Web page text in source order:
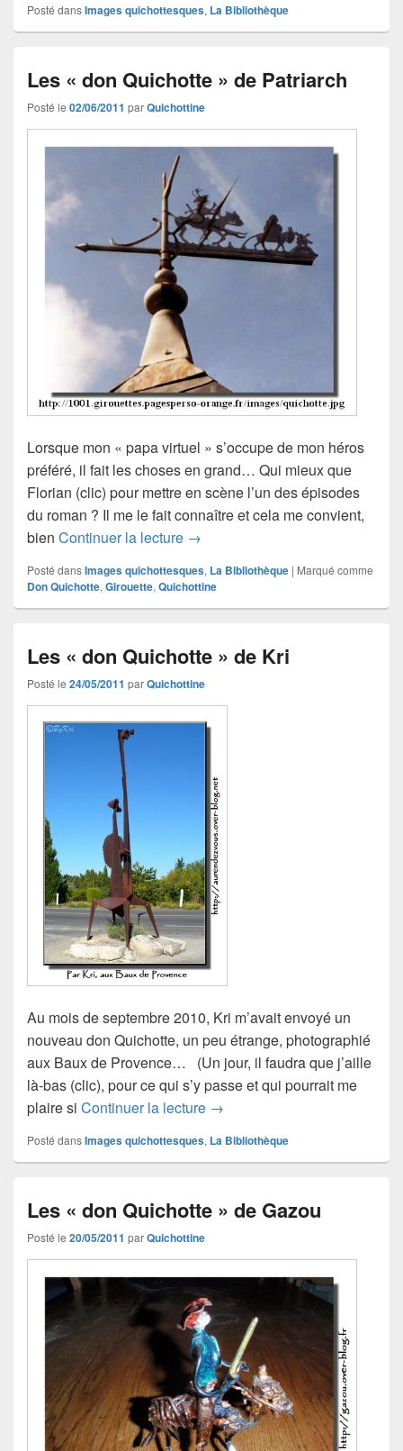
Posté dansImages quichottesques, La Bibliothèque
Les « don Quichotte » de Patriarch
Posté le 02/06/2011 parQuichottine
Lorsque mon « papa virtuel » s’occupe de mon héros
préféré, il fait les choses en grand… Qui mieux que
Florian (clic) pour mettre en scène l’un des épisodes
du roman ? Il me le fait connaître et cela me convient,
bien Continuer la lecture Les « don Quichotte » de
→
Posté dansImages quichottesques, La Bibliothèque | Marqué comme
Don Quichotte, Girouette, Quichottine
Les « don Quichotte » de Kri
Posté le 24/05/2011 parQuichottine
Au mois de septembre 2010, Kri m’avait envoyé un
nouveau don Quichotte, un peu étrange, photographié
aux Baux de Provence… (Un jour, il faudra que j’aille
là-bas (clic), pour ce qui s’y passe et qui pourrait me
plaire si Continuer la lecture Les « don Quichotte » de Kri
→
Posté dansImages quichottesques, La Bibliothèque
Les « don Quichotte » de Gazou
Posté le 20/05/2011 parQuichottine